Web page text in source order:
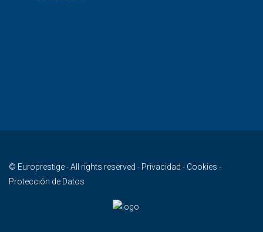
© Europrestige - All rights reserved - Privacidad - Cookies -
Protección de Datos